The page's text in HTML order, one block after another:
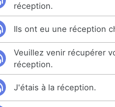
réception.
Ils ont eu une réception
Veuillez venir récupérer
réception.
J'étais à la réception.